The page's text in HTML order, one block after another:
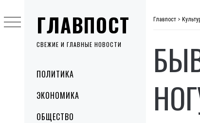
ГЛАВПОСТ
СВЕЖИЕ И ГЛАВНЫЕ НОВОСТИ
MenuПОЛИТИКА
ЭКОНОМИКА
ОБЩЕСТВО
to
content
Главпост >